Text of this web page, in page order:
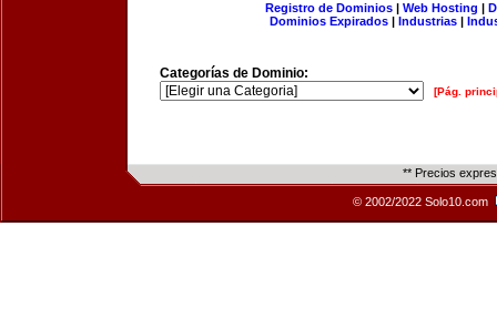
Registro de Dominios| Web Hosting |
Dominios Expirados | Industrias |
Categorías de Dominio:
[Pág.
** Precios
© 2002/2022 Solo10.com